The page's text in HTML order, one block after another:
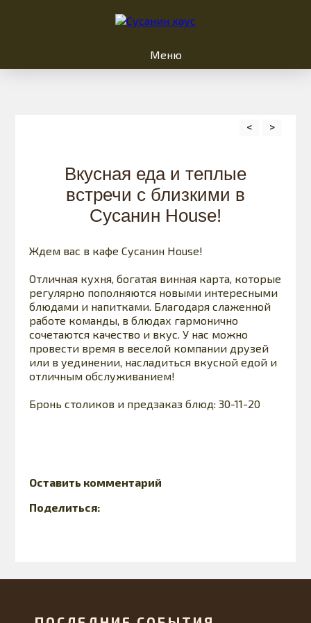
Меню
< >
Вкусная еда и теплые
встречи с близкими в
Сусанин House!
Ждем вас в кафе Сусанин House!
Отличная кухня, богатая винная карта, которые
регулярно пополняются новыми интересными
блюдами и напитками. Благодаря слаженной
работе команды, в блюдах гармонично
сочетаются качество и вкус. У нас можно
провести время в веселой компании друзей
или в уединении, насладиться вкусной едой и
отличным обслуживанием!
Бронь столиков и предзаказ блюд: 30-11-20
Оставить комментарий
Поделиться: